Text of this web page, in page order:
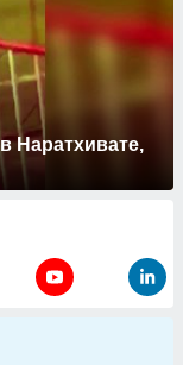
Наратхивате,